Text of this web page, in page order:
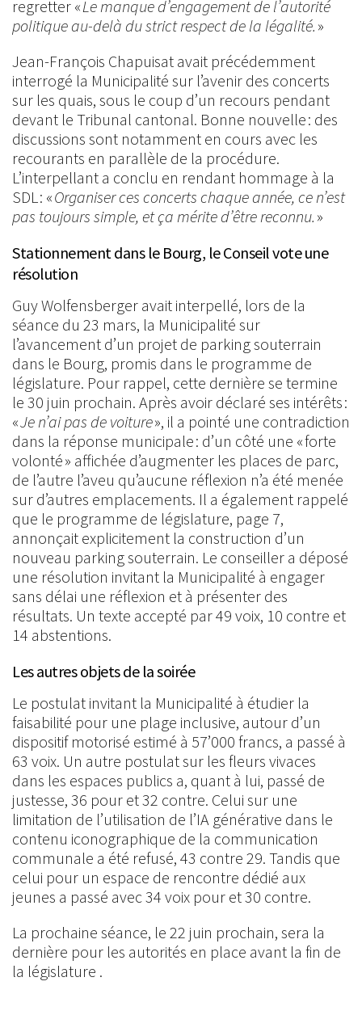
regretter «Le manque d’engagement de l’autorité
politique au-delà du strict respect de la légalité. »
Jean-François Chapuisat avait précédemment
interrogé la Municipalité sur l’avenir des concerts
sur les quais, sous le coup d’un recours pendant
devant le Tribunal cantonal. Bonne nouvelle : des
discussions sont notamment en cours avec les
recourants en parallèle de la procédure.
L’interpellant a conclu en rendant hommage à la
SDL : «Organiser ces concerts chaque année, ce n’est
pas toujours simple, et ça mérite d’être reconnu. »
Stationnement dans le Bourg, le Conseil vote une
résolution
Guy Wolfensberger avait interpellé, lors de la
séance du 23 mars, la Municipalité sur
l’avancement d’un projet de parking souterrain
dans le Bourg, promis dans le programme de
législature. Pour rappel, cette dernière se termine
le 30 juin prochain. Après avoir déclaré ses intérêts :
«Je n’ai pas de voiture», il a pointé une contradiction
dans la réponse municipale : d’un côté une « forte
volonté » affichée d’augmenter les places de parc,
de l’autre l’aveu qu’aucune réflexion n’a été menée
sur d’autres emplacements. Il a également rappelé
que le programme de législature, page 7,
annonçait explicitement la construction d’un
nouveau parking souterrain. Le conseiller a déposé
une résolution invitant la Municipalité à engager
sans délai une réflexion et à présenter des
résultats. Un texte accepté par 49 voix, 10 contre et
14 abstentions.
Les autres objets de la soirée
Le postulat invitant la Municipalité à étudier la
faisabilité pour une plage inclusive, autour d’un
dispositif motorisé estimé à 57’000 francs, a passé à
63 voix. Un autre postulat sur les fleurs vivaces
dans les espaces publics a, quant à lui, passé de
justesse, 36 pour et 32 contre. Celui sur une
limitation de l’utilisation de l’IA générative dans le
contenu iconographique de la communication
communale a été refusé, 43 contre 29. Tandis que
celui pour un espace de rencontre dédié aux
jeunes a passé avec 34 voix pour et 30 contre.
La prochaine séance, le 22 juin prochain, sera la
dernière pour les autorités en place avant la fin de
la législature .